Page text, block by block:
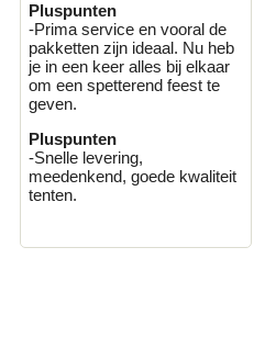
Pluspunten
-Prima service en vooral de
pakketten zijn ideaal. Nu heb
je in een keer alles bij elkaar
om een spetterend feest te
geven.
Pluspunten
-Snelle levering,
meedenkend, goede kwaliteit
tenten.